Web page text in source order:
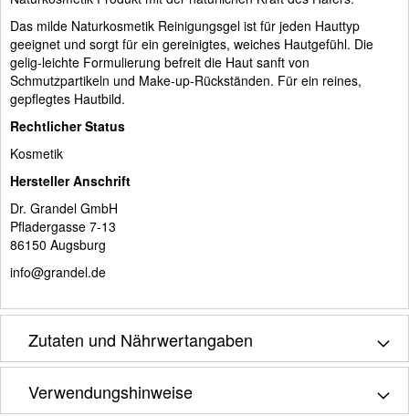
Das milde Naturkosmetik Reinigungsgel ist für jeden Hauttyp
geeignet und sorgt für ein gereinigtes, weiches Hautgefühl. Die
gelig-leichte Formulierung befreit die Haut sanft von
Schmutzpartikeln und Make-up-Rückständen. Für ein reines,
gepflegtes Hautbild.
Rechtlicher Status
Kosmetik
Hersteller Anschrift
Dr. Grandel GmbH
Pfladergasse 7-13
86150 Augsburg
info@grandel.de
Zutaten und Nährwertangaben
Verwendungshinweise